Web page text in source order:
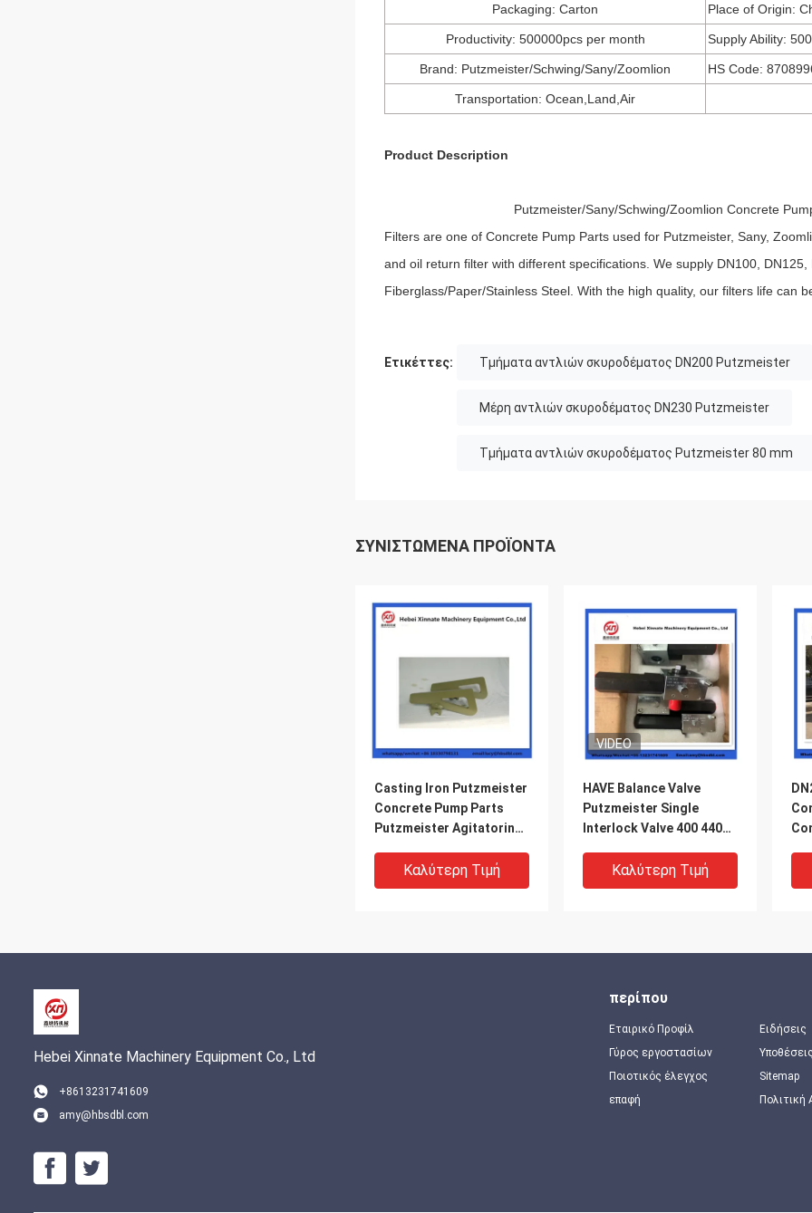
Packaging: Carton
Place of Origin:
Productivity: 500000pcs per month Supply Ability:
Brand: Putzmeister/Schwing/Sany/Zoomlion HS Code:
Transportation: Ocean,Land,Air
Product Description
Putzmeister/Sany/Schwing/Zoomlion Concrete
Filters are one of Concrete Pump Parts used for Putzmeister, Sany,
and oil return filter with different specifications. We supply DN100,
Fiberglass/Paper/Stainless Steel. With the high quality, our filters life can
Ετικέττες: Τμήματα αντλιών σκυροδέματος DN200 Putzmeister
Μέρη αντλιών σκυροδέματος DN230 Putzmeister
Τμήματα αντλιών σκυροδέματος Putzmeister 80 mm
ΣΥΝΙΣΤΏΜΕΝΑ ΠΡΟΪΌΝΤΑ
Casting Iron Putzmeister
Concrete Pump Parts
Putzmeister Agitatoring
Καλύτερη Τιμή
VIDEO
HAVE Balance Valve
Putzmeister Single
Interlock Valve 400 440
Concrete Pump
Καλύτερη Τιμή
Hebei Xinnate Machinery Equipment Co., Ltd
+8613231741609
amy@hbsdbl.com
περίπου
Εταιρικό Προφίλ
Γύρος εργοστασίων
Ποιοτικός έλεγχος
επαφή
Ειδήσεις
Υποθέσεις
Sitemap
Πολιτική